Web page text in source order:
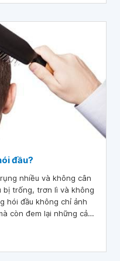
đầu?
nhiều và không cân
bị trống, trơn lì và không
hói đầu không chỉ ảnh
còn đem lại những cảm